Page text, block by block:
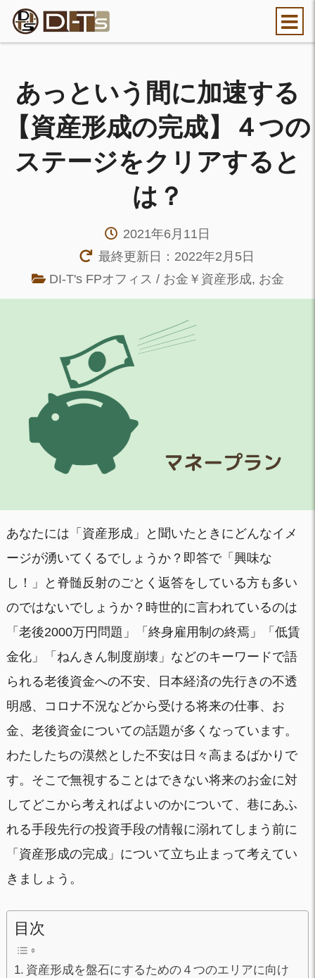
あっという間に加速する
【資産形成の完成】４つの
ステージをクリアすると
は？
2021年6月11日
最終更新日：2022年2月5日
DI-T's FPオフィス / お金￥資産形成, お金
あなたには「資産形成」と聞いたときにどんなイメ
ージが湧いてくるでしょうか？即答で「興味な
し！」と脊髄反射のごとく返答をしている方も多い
のではないでしょうか？時世的に言われているのは
「老後2000万円問題」「終身雇用制の終焉」「低賃
金化」「ねんきん制度崩壊」などのキーワードで語
られる老後資金への不安、日本経済の先行きの不透
明感、コロナ不況などから受ける将来の仕事、お
金、老後資金についての話題が多くなっています。
わたしたちの漠然とした不安は日々高まるばかりで
す。そこで無視することはできない将来のお金に対
してどこから考えればよいのかについて、巷にあふ
れる手段先行の投資手段の情報に溺れてしまう前に
「資産形成の完成」について立ち止まって考えてい
きましょう。
目次
資産形成を盤石にするための４つのエリアに向け